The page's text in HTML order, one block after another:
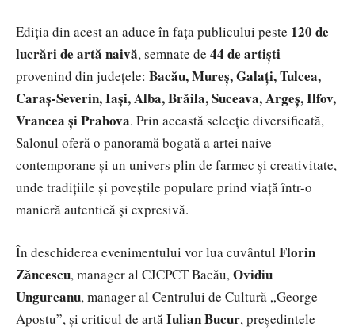
Ediția din acest an aduce în fața publicului peste 120 de
lucrări de artă naivă, semnate de 44 de artiști
provenind din județele: Bacău, Mureș, Galați, Tulcea,
Caraș-Severin, Iași, Alba, Brăila, Suceava, Argeș, Ilfov,
Vrancea și Prahova. Prin această selecție diversificată,
Salonul oferă o panoramă bogată a artei naive
contemporane și un univers plin de farmec și creativitate,
unde tradițiile și poveștile populare prind viață într-o
manieră autentică și expresivă.
În deschiderea evenimentului vor lua cuvântul Florin
Zăncescu, manager al CJCPCT Bacău,Ovidiu
Ungureanu, manager al Centrului de Cultură „George
Apostu”, și criticul de artăIulian Bucur, președintele